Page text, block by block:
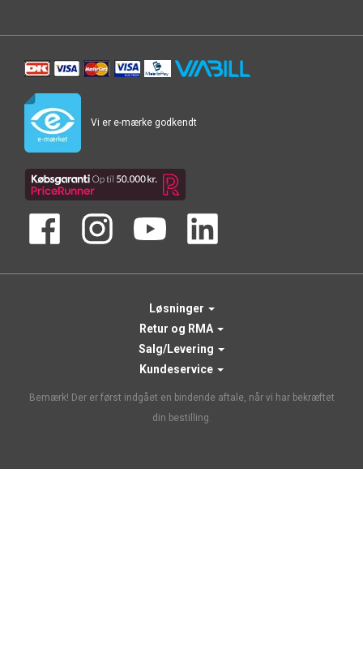
Vi er e-mærke godkendt
Løsninger
Retur og RMA
Salg/Levering
Kundeservice
Bemærk! Der er først indgået en bindende aftale, når vi har bekræftet
din bestilling.